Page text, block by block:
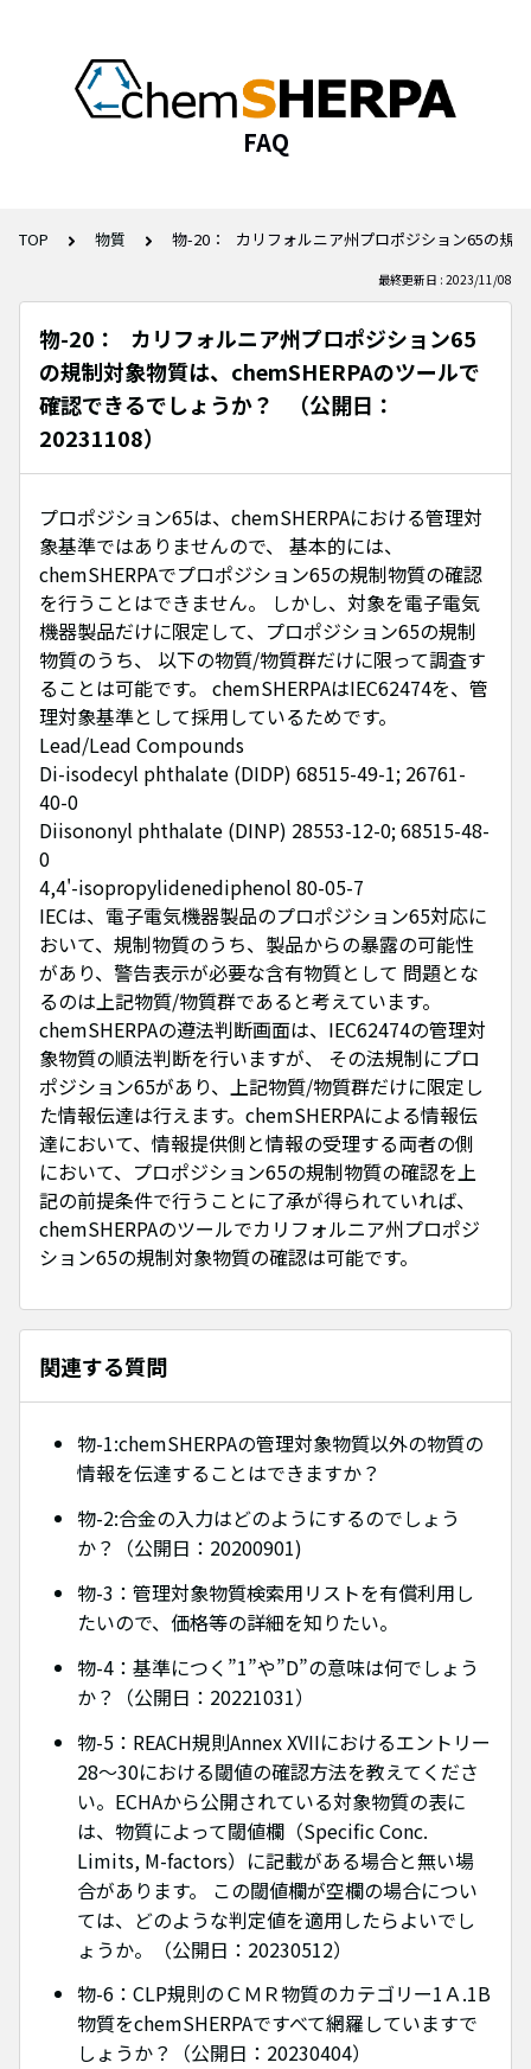
FAQ
TOP 物質 物-20： カリフォルニア州プロポジション65の規
最終更新日 : 2023/11/08
物-20： カリフォルニア州プロポジション65
の規制対象物質は、chemSHERPAのツールで
確認できるでしょうか？ （公開日：
20231108）
プロポジション65は、chemSHERPAにおける管理対
象基準ではありませんので、 基本的には、
chemSHERPAでプロポジション65の規制物質の確認
を行うことはできません。 しかし、対象を電子電気
機器製品だけに限定して、プロポジション65の規制
物質のうち、 以下の物質/物質群だけに限って調査す
ることは可能です。 chemSHERPAはIEC62474を、管
理対象基準として採用しているためです。
Lead/Lead Compounds
Di-isodecyl phthalate (DIDP) 68515-49-1; 26761-
40-0
Diisononyl phthalate (DINP) 28553-12-0; 68515-48-
0
4,4'-isopropylidenediphenol 80-05-7
IECは、電子電気機器製品のプロポジション65対応に
おいて、規制物質のうち、製品からの暴露の可能性
があり、警告表示が必要な含有物質として 問題とな
るのは上記物質/物質群であると考えています。
chemSHERPAの遵法判断画面は、IEC62474の管理対
象物質の順法判断を行いますが、 その法規制にプロ
ポジション65があり、上記物質/物質群だけに限定し
た情報伝達は行えます。chemSHERPAによる情報伝
達において、情報提供側と情報の受理する両者の側
において、プロポジション65の規制物質の確認を上
記の前提条件で行うことに了承が得られていれば、
chemSHERPAのツールでカリフォルニア州プロポジ
ション65の規制対象物質の確認は可能です。
関連する質問
物-1:chemSHERPAの管理対象物質以外の物質の
情報を伝達することはできますか？
物-2:合金の入力はどのようにするのでしょう
か？（公開日：20200901)
物-3：管理対象物質検索用リストを有償利用し
たいので、価格等の詳細を知りたい。
物-4：基準につく”1”や”D”の意味は何でしょう
か？（公開日：20221031）
物-5：REACH規則Annex XVIIにおけるエントリー
28～30における閾値の確認方法を教えてくださ
い。ECHAから公開されている対象物質の表に
は、物質によって閾値欄（Specific Conc.
Limits, M-factors）に記載がある場合と無い場
合があります。 この閾値欄が空欄の場合につい
ては、どのような判定値を適用したらよいでし
ょうか。（公開日：20230512）
物-6：CLP規則のＣＭＲ物質のカテゴリー1Ａ.1B
物質をchemSHERPAですべて網羅していますで
しょうか？（公開日：20230404）